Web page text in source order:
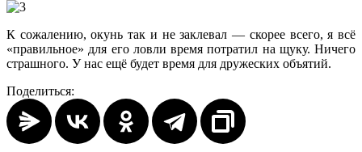
К сожалению, окунь так и не заклевал — скорее всего, я всё
«правильное» для его ловли время потратил на щуку. Ничего
страшного. У нас ещё будет время для дружеских объятий.
Поделиться: